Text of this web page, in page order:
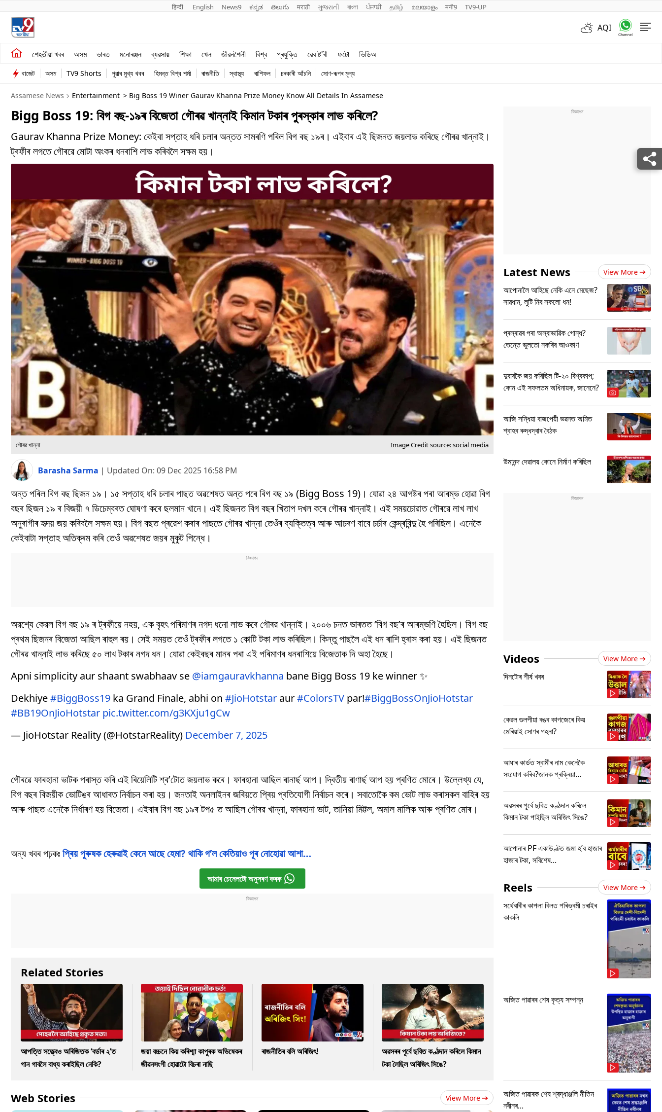
हिन्दी English News9 ಕನ್ನಡ తెలుగు मराठी ગુજરાતી বাংলা ਪੰਜਾਬੀ தமிழ் മലയാളം मनी9 TV9-UP
AQI
শেহতীয়া খবৰ অসম ভাৰত মনোৰঞ্জন ব্যৱসায় শিক্ষা খেল জীৱনশৈলী বিশ্ব প্ৰযুক্তি ৱেব ষ্ট'ৰী ফটো ভিডিঅ
শেহতীয়া খবৰ
অসম
ভাৰত
ব্যৱসায়
খেল
জীৱনশৈলী
বাজেট অসম TV9 Shorts পুৱাৰ মুখ্য খবৰ হিমন্ত বিশ্ব শৰ্মা ৰাজনীতি স্বাস্থ্য ৰাশিফল চৰকাৰী আঁচনি সোণ-ৰূপৰ মূল্য
Assamese News Entertainment > Big Boss 19 Winer Gaurav Khanna Prize Money Know All Details In Assamese
Bigg Boss 19: বিগ বছ-১৯ৰ বিজেতা গৌৰৱ খান্নাই কিমান টকাৰ পুৰস্কাৰ লাভ কৰিলে?
Gaurav Khanna Prize Money: কেইবা সপ্তাহ ধৰি চলাৰ অন্তত সামৰণি পৰিল বিগ বছ ১৯ৰ। এইবাৰ এই ছিজনত জয়লাভ কৰিছে গৌৰৱ খান্নাই।
ট্ৰফীৰ লগতে গৌৰৱে মোটা অংকৰ ধনৰাশি লাভ কৰিবলৈ সক্ষম হয়।
গৌৰৱ খান্না Image Credit source: social media
Barasha Sarma | Updated On: 09 Dec 2025 16:58 PM
অন্ত পৰিল বিগ বছ ছিজন ১৯। ১৫ সপ্তাহ ধৰি চলাৰ পাছত অৱশেষত অন্ত পৰে বিগ বছ ১৯ (Bigg Boss 19)। যোৱা ২৪ আগষ্টৰ পৰা আৰম্ভ হোৱা বিগ
বছৰ ছিজন ১৯ ৰ বিজয়ী ৭ ডিচেম্বৰত ঘোষণা কৰে ছলমান খানে। এই ছিজনত বিগ বছৰ খিতাপ দখল কৰে গৌৰৱ খান্নাই। এই সময়চোৱাত গৌৰৱে লাখ লাখ
অনুৰাগীৰ হৃদয় জয় কৰিবলৈ সক্ষম হয়। বিগ বছত প্ৰৱেশ কৰাৰ পাছতে গৌৰৱ খান্না তেওঁৰ ব্যক্তিত্ব আৰু আচৰণ বাবে চৰ্চাৰ কেন্দ্ৰবিন্দু হৈ পৰিছিল। এনেকৈ
কেইবাটা সপ্তাহ অতিক্ৰম কৰি তেওঁ অৱশেষত জয়ৰ মুকুট পিন্ধে।
অৱশ্যে কেৱল বিগ বছ ১৯ ৰ ট্ৰফীয়ে নহয়, এক বৃহৎ পৰিমাণৰ নগদ ধনো লাভ কৰে গৌৰৱ খান্নাই। ২০০৬ চনত ভাৰতত ‘বিগ বছ’ৰ আৰম্ভণি হৈছিল। বিগ বছ
প্ৰথম ছিজনৰ বিজেতা আছিল ৰাহুল ৰয়। সেই সময়ত তেওঁ ট্ৰফীৰ লগতে ১ কোটি টকা লাভ কৰিছিল। কিন্তু পাছলৈ এই ধন ৰাশি হ্ৰাস কৰা হয়। এই ছিজনত
গৌৰৱ খান্নাই লাভ কৰিছে ৫০ লাখ টকাৰ নগদ ধন। যোৱা কেইবছৰ মানৰ পৰা এই পৰিমাণৰ ধনৰাশিয়ে বিজেতাক দি অহা হৈছে।
Apni simplicity aur shaant swabhaav se @iamgauravkhanna bane Bigg Boss 19 ke winner ✨
Dekhiye#BiggBoss19 ka Grand Finale, abhi on #JioHotstar aur#ColorsTV par!#BiggBossOnJioHotstar
#BB19OnJioHotstar pic.twitter.com/g3KXju1gCw
— JioHotstar Reality (@HotstarReality) December 7, 2025
গৌৰৱে ফাৰহানা ভাটক পৰাস্ত কৰি এই ৰিয়েলিটি শ্ব’টোত জয়লাভ কৰে। ফাৰহানা আছিল ৰানাৰ্ছ আপ। দ্বিতীয় ৰাণাৰ্ছ আপ হয় প্ৰণিত মোৰে। উল্লেখ্য যে,
বিগ বছৰ বিজয়ীক ভোটিঙৰ আধাৰত নিৰ্বাচন কৰা হয়। জনতাই অনলাইনৰ জৰিয়তে প্ৰিয় প্ৰতিযোগী নিৰ্বাচন কৰে। সবাতোকৈ কম ভোট লাভ কৰাসকল বাহিৰ হয়
আৰু পাছত এনেকৈ নিৰ্ধাৰণ হয় বিজেতা। এইবাৰ বিগ বছ ১৯ৰ টপ৫ ত আছিল গৌৰৱ খান্না, ফাৰহানা ভাট, তানিয়া মিট্টল, অমাল মালিক আৰু প্ৰণিত মোৰ।
অন্য খবৰ পঢ়কঃপ্ৰিয় পুৰুষক হেৰুৱাই কেনে আছে হেমা? থাকি গ’ল কেতিয়াও পূৰ নোহোৱা আশা…
আমাৰ চেনেলটো অনুসৰণ কৰক
Related Stories
আপত্তি সত্ত্বেও অৰিজিতক ‘বৰ্ডাৰ ২’ত
গান গাবলৈ বাধ্য কৰাইছিল নেকি?
জয়া বচ্চনে কিয় কৰিশ্মা কাপুৰক অভিষেকৰ
জীৱনসংগী হোৱাটো বিচৰা নাছি
ৰাজনীতিৰ বলি অৰিজিৎ!
অৱসৰৰ পূৰ্বে ছবিত কণ্ঠদান কৰিলে কিমান
টকা লৈছিল অৰিজিৎ সিঙে?
Web Stories View More
Latest News View More
আপোনালৈ আহিছে নেকি এনে মেছেজ?
সাৱধান, লুটি নিব সকলো ধন!
প্ৰস্ৰাৱৰ পৰা অস্বাভাৱিক গোন্ধ?
তেন্তে ভুলতো নকৰিব আওকাণ
দুবাৰকৈ জয় কৰিছিল টি-২০ বিশ্বকাপ;
কোন এই সফলতম অধিনায়ক, জানেনে?
আজি সন্ধিয়া বাজপেয়ী ভৱনত অমিত
শ্বাহৰ ৰুদ্ধদ্বাৰ বৈঠক
উমানন্দ দেৱালয় কোনে নিৰ্মাণ কৰিছিল
Videos View More
দিনটোৰ শীৰ্ষ খবৰ
কেৱল গুলপীয়া ৰঙৰ কাগজেৰে কিয়
মেৰিয়াই সোণৰ গহনা?
আধাৰ কাৰ্ডত স্বামীৰ নাম কেনেকৈ
সংযোগ কৰিব?জানক প্ৰক্ৰিয়া...
অৱসৰৰ পূৰ্বে ছবিত কণ্ঠদান কৰিলে
কিমান টকা পাইছিল অৰিজিৎ সিঙে?
আপোনাৰ PF একাউণ্টত জমা হ’ব হাজাৰ
হাজাৰ টকা, সবিশেষ...
Reels View More
সৰ্থেবাৰীৰ কাপলা বিলত পৰিভ্ৰমী চৰাইৰ
কাকলি
অজিত পাৱাৰৰ শেষ কৃত্য সম্পন্ন
অজিত পাৱাৰক শেষ শ্ৰদ্ধাঞ্জলি নীতিন
নবীনৰ...